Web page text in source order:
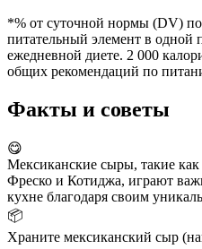
*% от суточной нормы (DV)
питательный элемент в одной
ежедневной диете. 2 000
общих рекомендаций по
Факты и советы
😋
Мексиканские сыры, такие
Фреско и Котиджа, играют
кухне благодаря своим
📦
Храните мексиканский сыр